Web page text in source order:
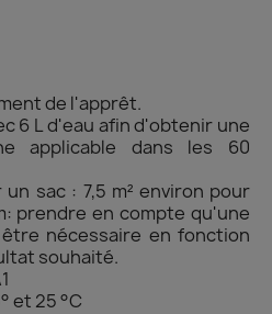
de l'apprêt.
6 L d'eau afin d'obtenir une
applicable dans les 60
sac : 7,5 m² environ pour
prendre en compte qu'une
nécessaire en fonction
souhaité.
et 25 °C